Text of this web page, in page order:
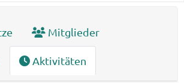
Mitglieder
Aktivitäten